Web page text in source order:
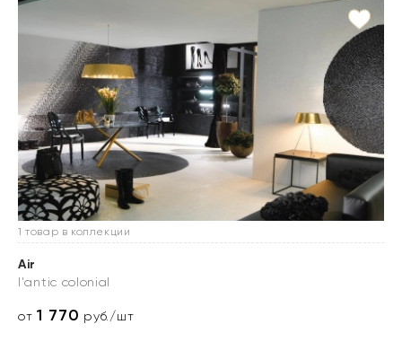
1 товар в коллекции
Air
l'antic colonial
от1 770 руб./шт